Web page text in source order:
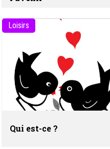
Loisirs
Qui est-ce ?